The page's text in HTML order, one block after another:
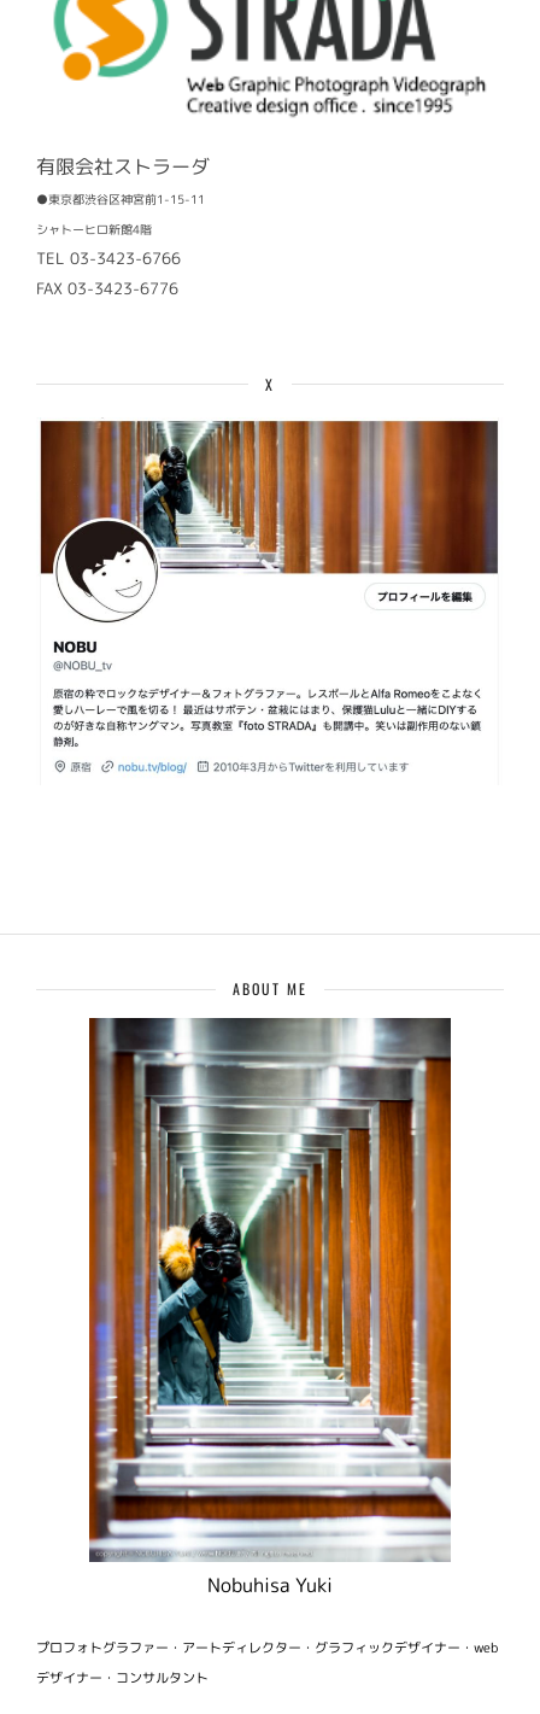
有限会社ストラーダ
●東京都渋谷区神宮前1-15-11
シャトーヒロ新館4階
TEL 03-3423-6766
FAX 03-3423-6776
X
ABOUT ME
Nobuhisa Yuki
プロフォトグラファー・アートディレクター・グラフィックデザイナー・web
デザイナー・コンサルタント